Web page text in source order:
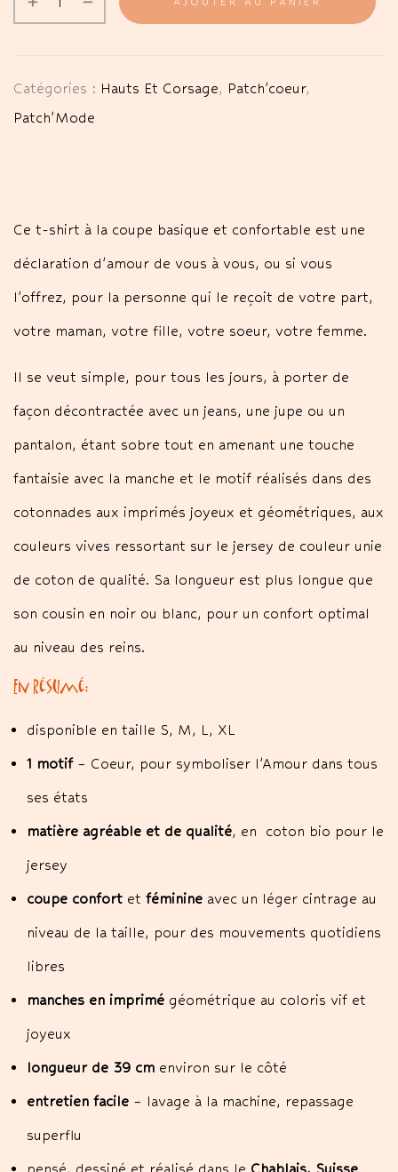
Catégories : Hauts Et Corsage, Patch'coeur,
Patch'Mode
Ce t-shirt à la coupe basique et confortable est une
déclaration d’amour de vous à vous, ou si vous
l’offrez, pour la personne qui le reçoit de votre part,
votre maman, votre fille, votre soeur, votre femme.
Il se veut simple, pour tous les jours, à porter de
façon décontractée avec un jeans, une jupe ou un
pantalon, étant sobre tout en amenant une touche
fantaisie avec la manche et le motif réalisés dans des
cotonnades aux imprimés joyeux et géométriques, aux
couleurs vives ressortant sur le jersey de couleur unie
de coton de qualité. Sa longueur est plus longue que
son cousin en noir ou blanc, pour un confort optimal
au niveau des reins.
En résumé:
disponible en taille S, M, L, XL
1 motif– Coeur, pour symboliser l’Amour dans tous
ses états
matière agréable et de qualité, en coton bio pour le
jersey
coupe confort et féminine avec un léger cintrage au
niveau de la taille, pour des mouvements quotidiens
libres
manches en imprimé géométrique au coloris vif et
joyeux
longueur de 39 cm environ sur le côté
entretien facile – lavage à la machine, repassage
superflu